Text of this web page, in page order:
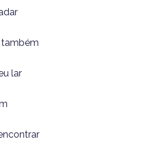
também
lar